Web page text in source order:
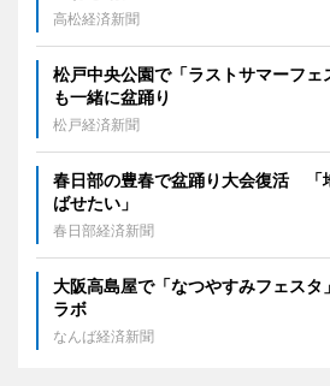
高松経済新聞
松戸中央公園で「ラストサマーフ
も一緒に盆踊り
松戸経済新聞
春日部の豊春で盆踊り大会復活 「
ばせたい」
春日部経済新聞
大阪高島屋で「なつやすみフェス
ラボ
なんば経済新聞